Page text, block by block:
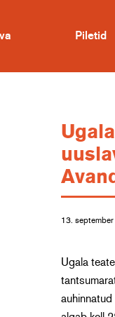
Piletid
13.
Ugala